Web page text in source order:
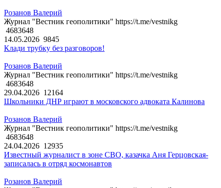
Розанов Валерий
Журнал "Вестник геополитики" https://t.me/vestnikg
4683648
14.05.2026 9845
Клади трубку без разговоров!
Розанов Валерий
Журнал "Вестник геополитики" https://t.me/vestnikg
4683648
29.04.2026 12164
Школьники ДНР играют в московского адвоката Калинова
Розанов Валерий
Журнал "Вестник геополитики" https://t.me/vestnikg
4683648
24.04.2026 12935
Известный журналист в зоне СВО, казачка Аня Герцовская-
записалась в отряд космонавтов
Розанов Валерий